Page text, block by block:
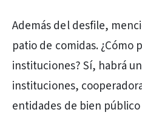
Además del desfile,
patio de comidas. ¿Cómo
instituciones? Sí, habrá
instituciones,
entidades de bien